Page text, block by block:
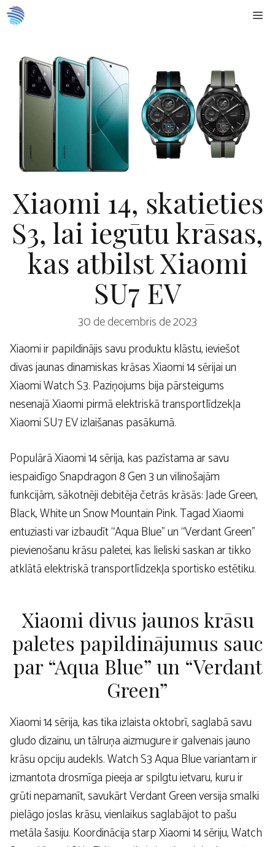
Doties
uz
Xiaomi 14, skatieties
S3, lai iegūtu krāsas,
kas atbilst Xiaomi
SU7 EV
30 de decembris de 2023
Xiaomi ir papildinājis savu produktu klāstu, ieviešot
divas jaunas dinamiskas krāsas Xiaomi 14 sērijai un
Xiaomi Watch S3. Paziņojums bija pārsteigums
nesenajā Xiaomi pirmā elektriskā transportlīdzekļa
Xiaomi SU7 EV izlaišanas pasākumā.
Populārā Xiaomi 14 sērija, kas pazīstama ar savu
iespaidīgo Snapdragon 8 Gen 3 un vilinošajām
funkcijām, sākotnēji debitēja četrās krāsās: Jade Green,
Black, White un Snow Mountain Pink. Tagad Xiaomi
entuziasti var izbaudīt “Aqua Blue” un “Verdant Green”
pievienošanu krāsu paletei, kas lieliski saskan ar tikko
atklātā elektriskā transportlīdzekļa sportisko estētiku.
Xiaomi divus jaunos krāsu
paletes papildinājumus sauc
par “Aqua Blue” un “Verdant
Green”
Xiaomi 14 sērija, kas tika izlaista oktobrī, saglabā savu
gludo dizainu, un tālruņa aizmugure ir galvenais jauno
krāsu opciju audekls. Watch S3 Aqua Blue variantam ir
izmantota drosmīga pieeja ar spilgtu ietvaru, kuru ir
grūti nepamanīt, savukārt Verdant Green versija smalki
pielāgo joslas krāsu, vienlaikus saglabājot to pašu
metāla šasiju. Koordinācija starp Xiaomi 14 sēriju, Watch